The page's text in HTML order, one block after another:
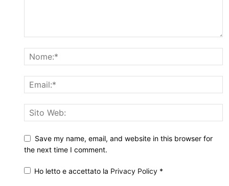
Save my name, email, and website in this browser for
the next time I comment.
Ho letto e accettato la Privacy Policy *